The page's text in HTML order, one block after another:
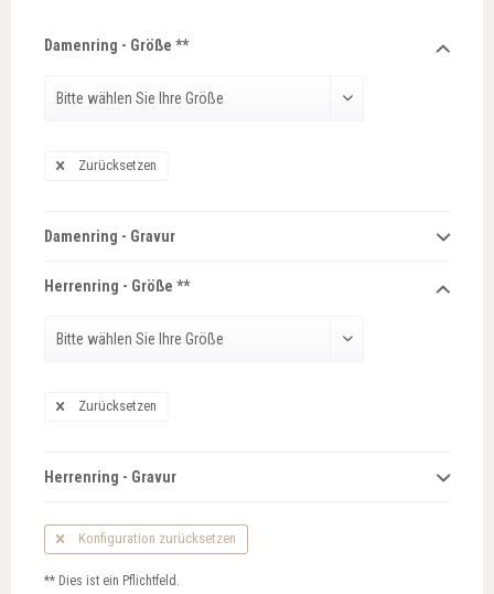
Damenring - Größe **
Zurücksetzen
Damenring - Gravur
Herrenring - Größe **
Zurücksetzen
Herrenring - Gravur
Konfiguration zurücksetzen
** Dies ist ein Pflichtfeld.